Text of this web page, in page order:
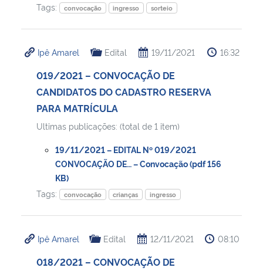
Tags:
convocação ingresso sorteio
Ipê Amarel Edital 19/11/2021 16:32
019/2021 – CONVOCAÇÃO DE
CANDIDATOS DO CADASTRO RESERVA
PARA MATRÍCULA
Ultimas publicações: (total de 1 item)
19/11/2021 – EDITAL Nº 019/2021
CONVOCAÇÃO DE… – Convocação (pdf 156
KB)
Tags:
convocação crianças ingresso
Ipê Amarel Edital 12/11/2021 08:10
018/2021 – CONVOCAÇÃO DE